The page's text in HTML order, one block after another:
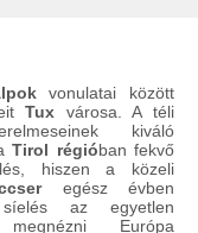
vonulatai között
Tux városa. A téli
kiváló
Tirol régióban fekvő
hiszen a közeli
egész évben
az egyetlen
Európa